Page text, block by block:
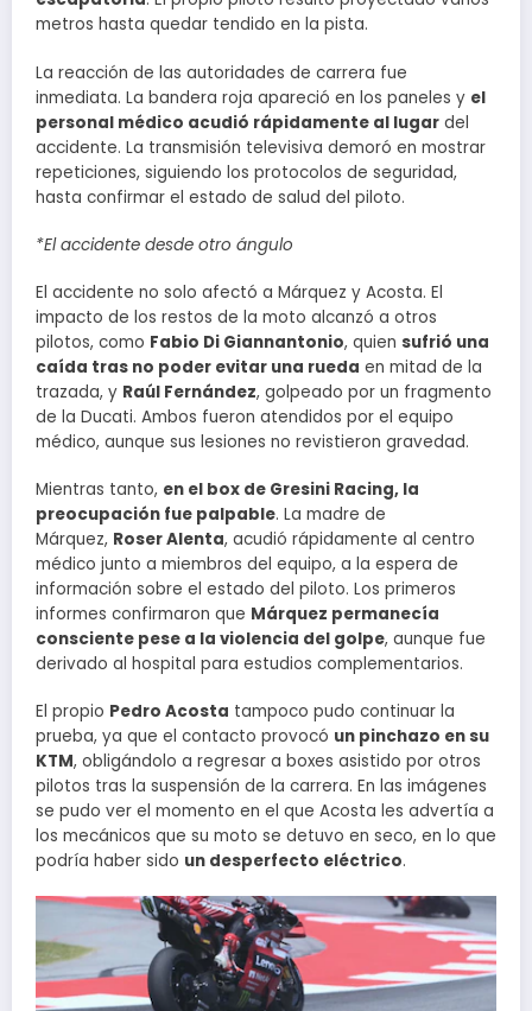
metros hasta quedar tendido en la pista.
La reacción de las autoridades de carrera fue
inmediata. La bandera roja apareció en los paneles y el
personal médico acudió rápidamente al lugar del
accidente. La transmisión televisiva demoró en mostrar
repeticiones, siguiendo los protocolos de seguridad,
hasta confirmar el estado de salud del piloto.
*El accidente desde otro ángulo
El accidente no solo afectó a Márquez y Acosta. El
impacto de los restos de la moto alcanzó a otros
pilotos, como Fabio Di Giannantonio, quien sufrió una
caída tras no poder evitar una rueda en mitad de la
trazada, y Raúl Fernández, golpeado por un fragmento
de la Ducati. Ambos fueron atendidos por el equipo
médico, aunque sus lesiones no revistieron gravedad.
Mientras tanto, en el box de Gresini Racing, la
preocupación fue palpable. La madre de
Márquez, Roser Alenta, acudió rápidamente al centro
médico junto a miembros del equipo, a la espera de
información sobre el estado del piloto. Los primeros
informes confirmaron que Márquez permanecía
consciente pese a la violencia del golpe, aunque fue
derivado al hospital para estudios complementarios.
El propio Pedro Acosta tampoco pudo continuar la
prueba, ya que el contacto provocó un pinchazo en su
KTM, obligándolo a regresar a boxes asistido por otros
pilotos tras la suspensión de la carrera. En las imágenes
se pudo ver el momento en el que Acosta les advertía a
los mecánicos que su moto se detuvo en seco, en lo que
podría haber sido un desperfecto eléctrico.